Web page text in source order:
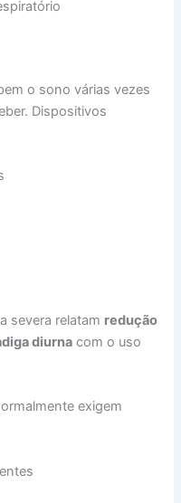
o sono várias vezes
Dispositivos
severa relatam redução
diurna com o uso
exigem